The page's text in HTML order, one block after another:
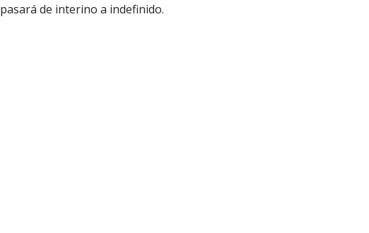
pasará de interino a indefinido.